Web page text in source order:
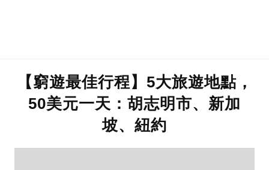
【窮遊最佳行程】5大旅遊地點，
50美元一天：胡志明市、新加
坡、紐約